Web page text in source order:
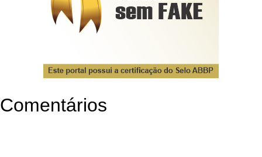
Comentários